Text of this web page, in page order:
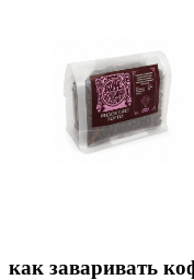
как заваривать